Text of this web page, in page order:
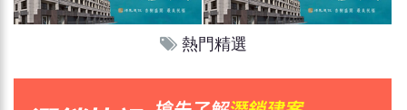
熱門精選